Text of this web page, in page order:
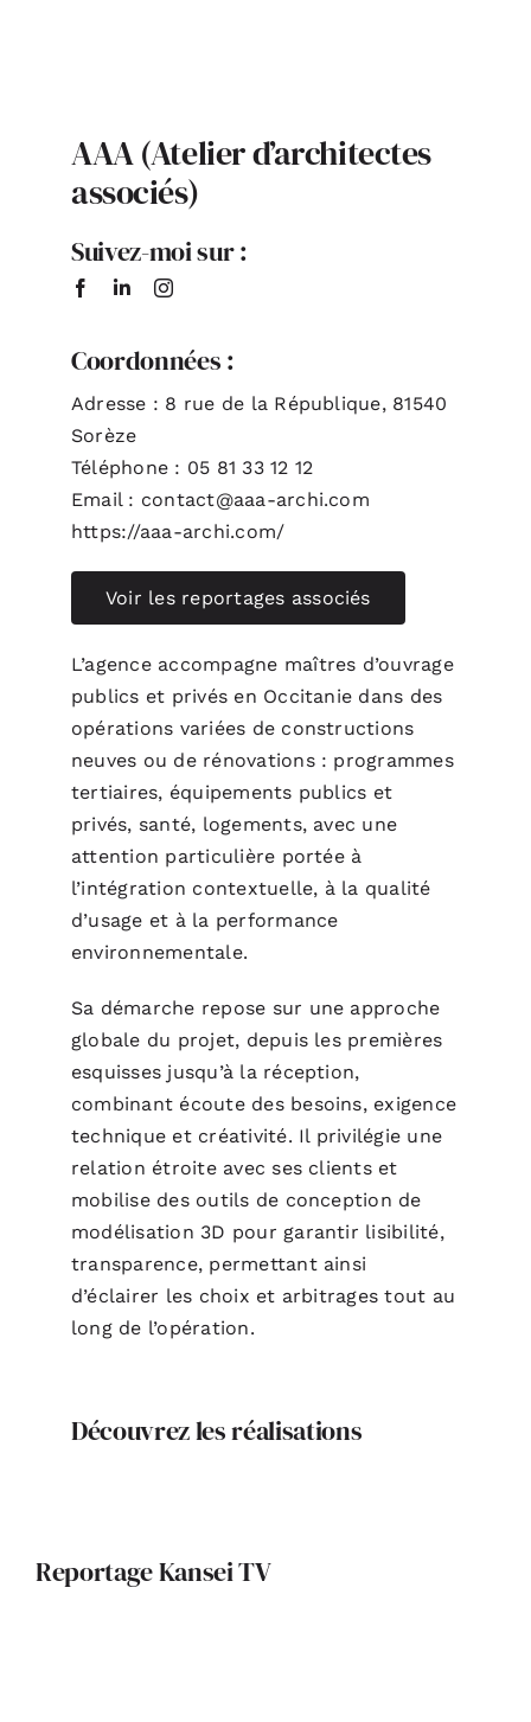
AAA (Atelier d’architectes
associés)
Suivez-moi sur :
Coordonnées :
Adresse : 8 rue de la République, 81540
Sorèze
Téléphone : 05 81 33 12 12
Email : contact@aaa-archi.com
https://aaa-archi.com/
Voir les reportages associés
L’agence accompagne maîtres d’ouvrage
publics et privés en Occitanie dans des
opérations variées de constructions
neuves ou de rénovations : programmes
tertiaires, équipements publics et
privés, santé, logements, avec une
attention particulière portée à
l’intégration contextuelle, à la qualité
d’usage et à la performance
environnementale.
Sa démarche repose sur une approche
globale du projet, depuis les premières
esquisses jusqu’à la réception,
combinant écoute des besoins, exigence
technique et créativité. Il privilégie une
relation étroite avec ses clients et
mobilise des outils de conception de
modélisation 3D pour garantir lisibilité,
transparence, permettant ainsi
d’éclairer les choix et arbitrages tout au
long de l’opération.
Découvrez les réalisations
Reportage Kansei TV